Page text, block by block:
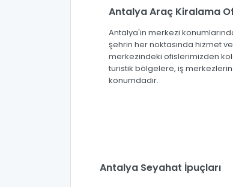
Antalya Araç Kiralama
Antalya'in merkezi
şehrin her noktasında hizmet
merkezindeki ofislerimizden
turistik bölgelere, iş
konumdadır.
Antalya Seyahat İpuçları